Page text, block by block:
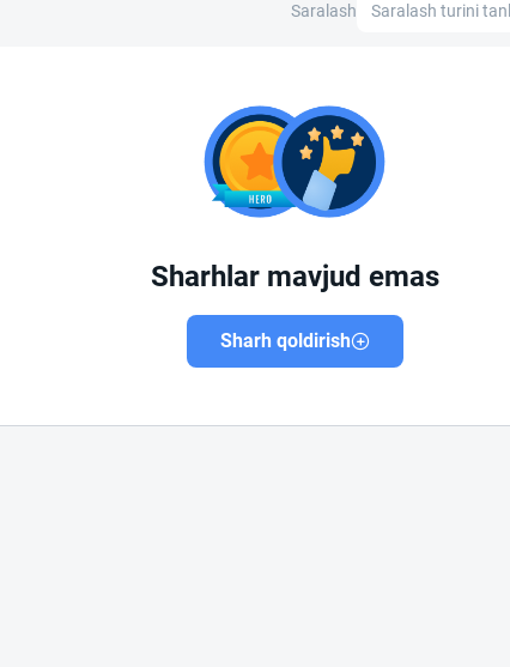
Saralash Saralash turini
Sharhlar mavjud emas
Sharh qoldirish